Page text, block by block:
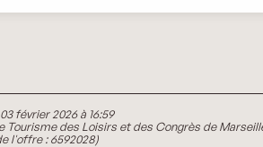
février 2026 à 16:59
Tourisme des Loisirs et des Congrès de
l'offre :6592028)